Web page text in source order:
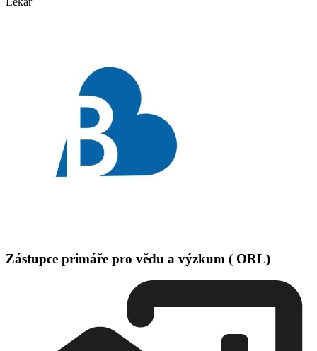
Zástupce primáře pro vědu a výzkum ( ORL)